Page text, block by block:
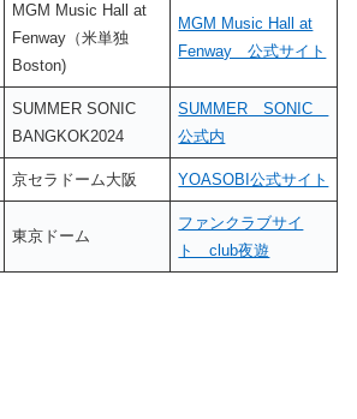
MGM Music Hall at
Fenway（米単独
Boston)
MGM Music Hall at
Fenway 公式サイト
SUMMER SONIC
BANGKOK2024
SUMMER SONIC
公式内
京セラドーム大阪 YOASOBI公式サイト
東京ドーム
ファンクラブサイ
ト club夜遊